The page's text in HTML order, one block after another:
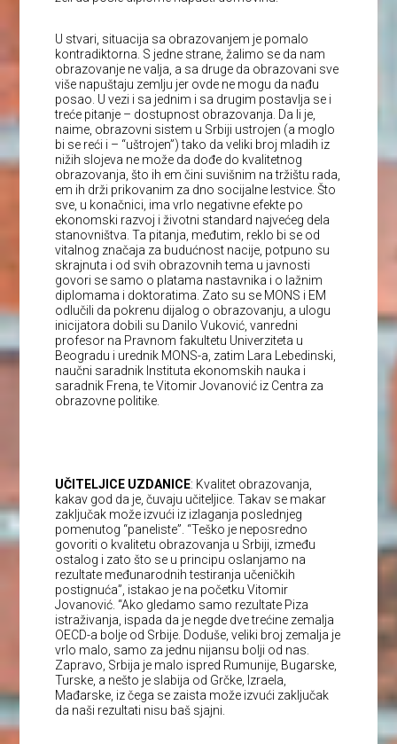
U stvari, situacija sa obrazovanjem je pomalo
kontradiktorna. S jedne strane, žalimo se da nam
obrazovanje ne valja, a sa druge da obrazovani sve
više napuštaju zemlju jer ovde ne mogu da nađu
posao. U vezi i sa jednim i sa drugim postavlja se i
treće pitanje – dostupnost obrazovanja. Da li je,
naime, obrazovni sistem u Srbiji ustrojen (a moglo
bi se reći i – “uštrojen”) tako da veliki broj mladih iz
nižih slojeva ne može da dođe do kvalitetnog
obrazovanja, što ih em čini suvišnim na tržištu rada,
em ih drži prikovanim za dno socijalne lestvice. Što
sve, u konačnici, ima vrlo negativne efekte po
ekonomski razvoj i životni standard najvećeg dela
stanovništva. Ta pitanja, međutim, reklo bi se od
vitalnog značaja za budućnost nacije, potpuno su
skrajnuta i od svih obrazovnih tema u javnosti
govori se samo o platama nastavnika i o lažnim
diplomama i doktoratima. Zato su se MONS i EM
odlučili da pokrenu dijalog o obrazovanju, a ulogu
inicijatora dobili su Danilo Vuković, vanredni
profesor na Pravnom fakultetu Univerziteta u
Beogradu i urednik MONS-a, zatim Lara Lebedinski,
naučni saradnik Instituta ekonomskih nauka i
saradnik Frena, te Vitomir Jovanović iz Centra za
obrazovne politike.
UČITELJICE UZDANICE: Kvalitet obrazovanja,
kakav god da je, čuvaju učiteljice. Takav se makar
zaključak može izvući iz izlaganja poslednjeg
pomenutog “paneliste”. “Teško je neposredno
govoriti o kvalitetu obrazovanja u Srbiji, između
ostalog i zato što se u principu oslanjamo na
rezultate međunarodnih testiranja učeničkih
postignuća”, istakao je na početku Vitomir
Jovanović. “Ako gledamo samo rezultate Piza
istraživanja, ispada da je negde dve trećine zemalja
OECD-a bolje od Srbije. Doduše, veliki broj zemalja je
vrlo malo, samo za jednu nijansu bolji od nas.
Zapravo, Srbija je malo ispred Rumunije, Bugarske,
Turske, a nešto je slabija od Grčke, Izraela,
Mađarske, iz čega se zaista može izvući zaključak
da naši rezultati nisu baš sjajni.